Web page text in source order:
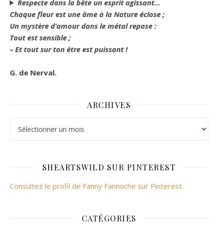
Respecte dans la bête un esprit agissant…
Chaque fleur est une âme à la Nature éclose ;
Un mystère d’amour dans le métal repose :
Tout est sensible ;
– Et tout sur ton être est puissant !
G. de Nerval.
ARCHIVES
SHEARTSWILD SUR PINTEREST
Consultez le profil de Fanny Fannoche sur Pinterest.
CATÉGORIES